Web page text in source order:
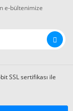
e-bültenimize
SSL sertifikası ile